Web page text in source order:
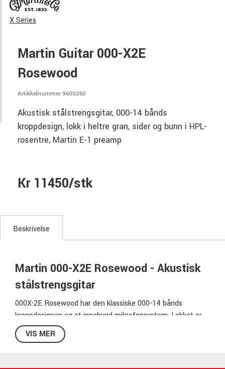
X Series
Martin Guitar 000-X2E
Rosewood
Artikkelnummer 9600260
Akustisk stålstrengsgitar, 000-14 bånds
kroppdesign, lokk i heltre gran, sider og bunn i HPL-
rosentre, Martin E-1 preamp
Kr 11450/stk
Beskrivelse
Martin 000-X2E Rosewood - Akustisk
stålstrengsgitar
000X-2E Rosewood har den klassiske 000-14 bånds
kroppdesignen og et innebygd mikrofonsystem. Lokket er
laget av gran, mens sider og bunn er laget av HPL-rosentre.
Halsen er forholdsvis smal og har et tynnere gripebrett for
VIS MER